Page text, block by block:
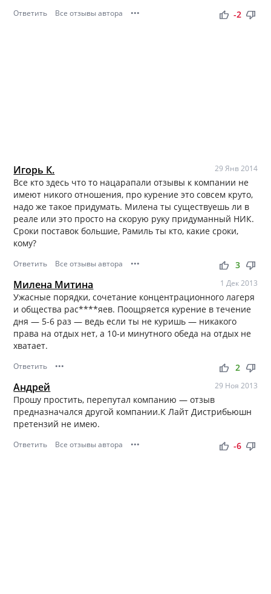
Ответить Все отзывы автора ••• thumb_up thumb_down
-2
Игорь К. 29 Янв 2014
Все кто здесь что то нацарапали отзывы к компании не
имеют никого отношения, про курение это совсем круто,
надо же такое придумать. Милена ты существуешь ли в
реале или это просто на скорую руку придуманный НИК.
Сроки поставок большие, Рамиль ты кто, какие сроки,
кому?
Ответить Все отзывы автора ••• thumb_up thumb_down
3
Милена Митина 1 Дек 2013
Ужасные порядки, сочетание концентрационного лагеря
и общества рас****яев. Поощряется курение в течение
дня — 5-6 раз — ведь если ты не куришь — никакого
права на отдых нет, а 10-и минутного обеда на отдых не
хватает.
Ответить ••• thumb_up thumb_down
2
Андрей 29 Ноя 2013
Прошу простить, перепутал компанию — отзыв
предназначался другой компании.К Лайт Дистрибьюшн
претензий не имею.
Ответить Все отзывы автора ••• thumb_up thumb_down
-6